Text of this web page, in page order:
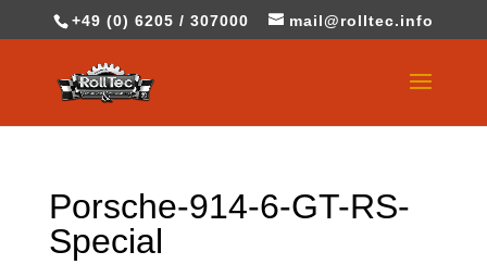
+49 (0) 6205 / 307000 mail@rolltec.info
Porsche-914-6-GT-RS-
Special